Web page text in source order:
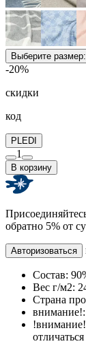
Выберите размер:
-20%
скидки
код
PLEDI
1
В корзину
обратно 5% от
Авторизоваться
Состав:
Вес г/м2:
Страна
внимание!: